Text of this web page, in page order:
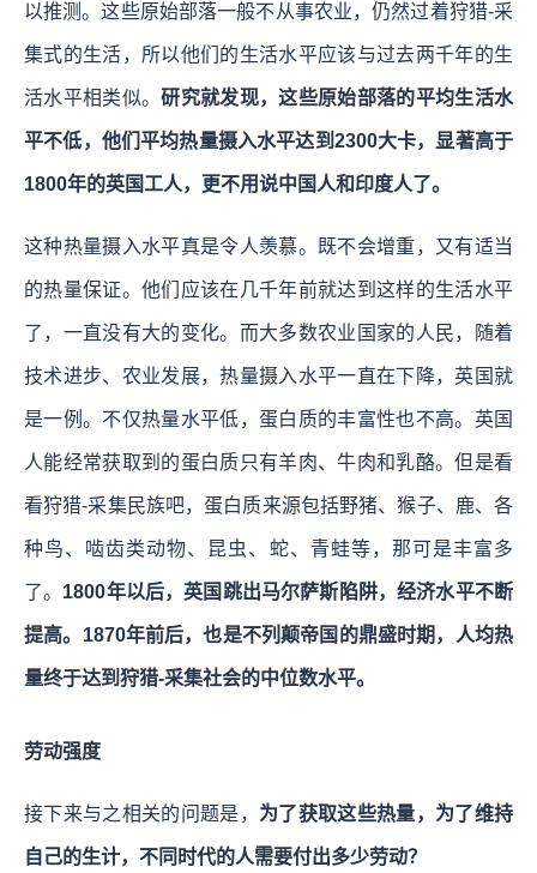
以推测。这些原始部落一般不从事农业，仍然过着狩猎-采
集式的生活，所以他们的生活水平应该与过去两千年的生
活水平相类似。研究就发现，这些原始部落的平均生活水
平不低，他们平均热量摄入水平达到2300大卡，显著高于
1800年的英国工人，更不用说中国人和印度人了。
这种热量摄入水平真是令人羡慕。既不会增重，又有适当
的热量保证。他们应该在几千年前就达到这样的生活水平
了，一直没有大的变化。而大多数农业国家的人民，随着
技术进步、农业发展，热量摄入水平一直在下降，英国就
是一例。不仅热量水平低，蛋白质的丰富性也不高。英国
人能经常获取到的蛋白质只有羊肉、牛肉和乳酪。但是看
看狩猎-采集民族吧，蛋白质来源包括野猪、猴子、鹿、各
种鸟、啮齿类动物、昆虫、蛇、青蛙等，那可是丰富多
了。 1800年以后，英国跳出马尔萨斯陷阱，经济水平不断
提高。1870年前后，也是不列颠帝国的鼎盛时期，人均热
量终于达到狩猎-采集社会的中位数水平。
劳动强度
接下来与之相关的问题是， 为了获取这些热量，为了维持
自己的生计，不同时代的人需要付出多少劳动？